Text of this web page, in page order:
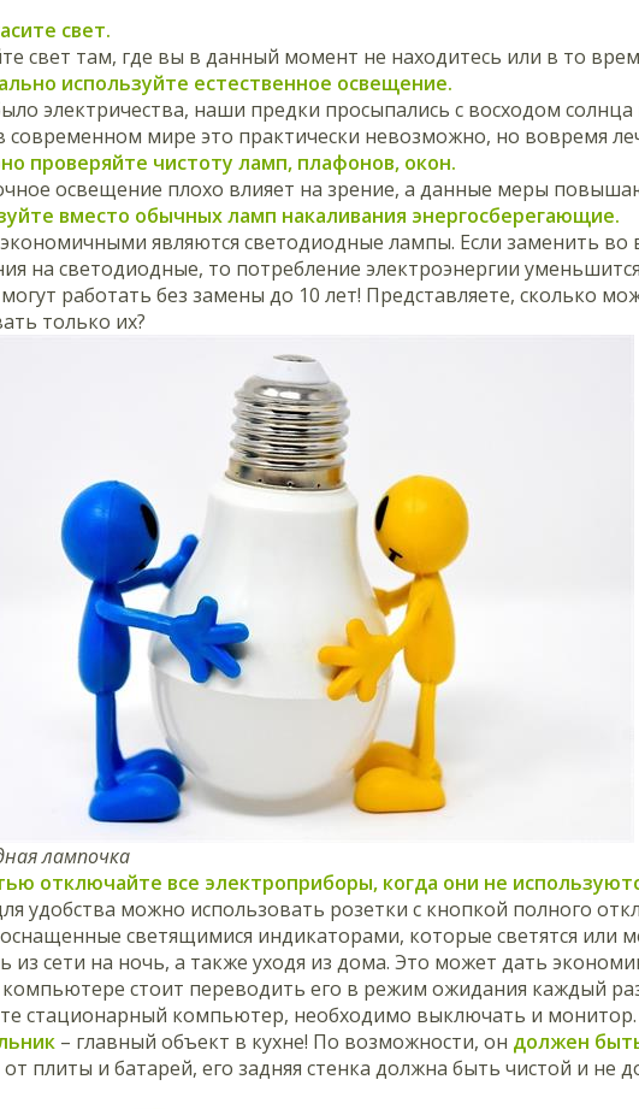
свет.
свет там, где вы в данный момент не находитесь или в то
используйте естественное освещение.
электричества, наши предки просыпались с восходом солнца
современном мире это практически невозможно, но вовремя
проверяйте чистоту ламп, плафонов, окон.
освещение плохо влияет на зрение, а данные меры
вместо обычных ламп накаливания энергосберегающие.
являются светодиодные лампы. Если заменить
на светодиодные, то потребление электроэнергии
работать без замены до 10 лет! Представляете, сколько
только их?
лампочка
отключайте все электроприборы, когда они не
удобства можно использовать розетки с кнопкой полного
светящимися индикаторами, которые светятся или
из сети на ночь, а также уходя из дома. Это может дать
стоит переводить его в режим ожидания каждый
стационарный компьютер, необходимо выключать и монитор.
– главный объект в кухне! По возможности, он должен
плиты и батарей, его задняя стенка должна быть чистой и